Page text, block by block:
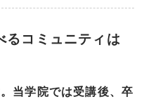
るコミュニティは
当学院では受講後、卒